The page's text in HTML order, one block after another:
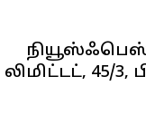
லிமிட்டட், 45/